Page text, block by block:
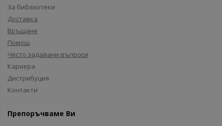
За библиотеки
Доставка
Връщане
Помощ
Често задавани въпроси
Кариера
Дистрибуция
Контакти
Препоръчваме Ви